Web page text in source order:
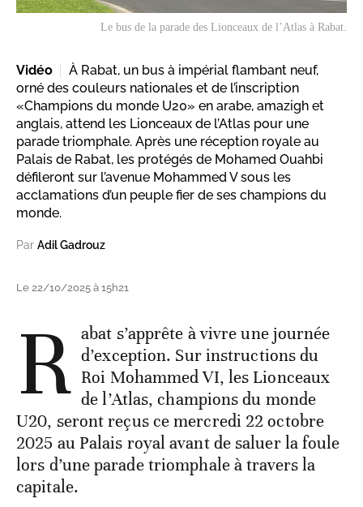
Le bus de la parade des Lionceaux de l’Atlas à Rabat.
Vidéo
À Rabat, un bus à impérial flambant neuf,
orné des couleurs nationales et de l’inscription
«Champions du monde U20» en arabe, amazigh et
anglais, attend les Lionceaux de l’Atlas pour une
parade triomphale. Après une réception royale au
Palais de Rabat, les protégés de Mohamed Ouahbi
défileront sur l’avenue Mohammed V sous les
acclamations d’un peuple fier de ses champions du
monde.
Par Adil Gadrouz
Le 22/10/2025 à 15h21
R abat s’apprête à vivre une journée
d’exception. Sur instructions du
Roi Mohammed VI, les Lionceaux
de l’Atlas, champions du monde
U20, seront reçus ce mercredi 22 octobre
2025 au Palais royal avant de saluer la foule
lors d’une parade triomphale à travers la
capitale.